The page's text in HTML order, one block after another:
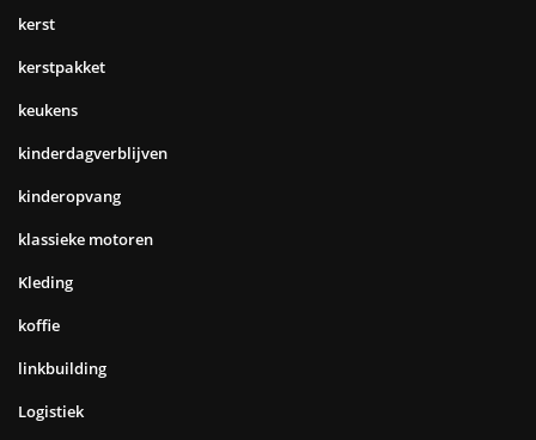
kerst
kerstpakket
keukens
kinderdagverblijven
kinderopvang
klassieke motoren
Kleding
koffie
linkbuilding
Logistiek